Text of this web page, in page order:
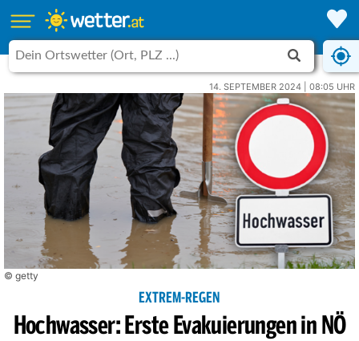
14. SEPTEMBER 2024 | 08:05 UHR
© getty
EXTREM-REGEN
Hochwasser: Erste Evakuierungen in NÖ